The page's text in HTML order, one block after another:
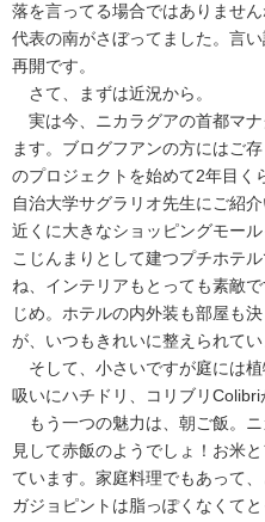
落を言ってる場合ではありませ
代表の南がさぼってました。言
再開です。
さて、まずは近況から。
実は今、ニカラグアの首都マ
ます。ブログフアンの方にはご
のプロジェクトを始めて2年目く
自治大学サグラリオ先生にご紹介
近くに大きなショッピングモー
こじんまりとして建つプチホテ
ね、インテリアもとっても素敵
じめ。ホテルの内外装も部屋も
が、いつもきれいに整えられてい
そして、小さいですが庭には
吸いにハチドリ、コリブリColibri
もう一つの魅力は、朝ご飯。
見して赤飯のようでしょ！お米
ています。家庭料理でもあって
ガジョピントは脂っぽくなくて